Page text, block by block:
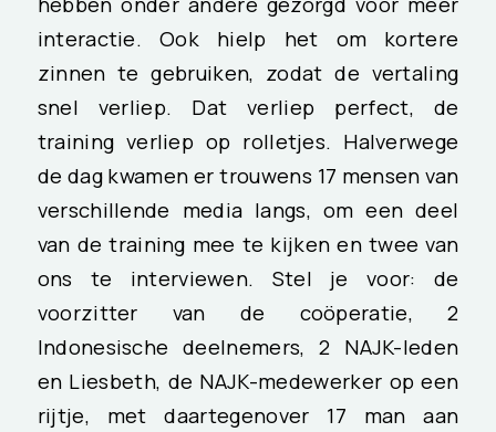
interactie. Ook hielp het om kortere
zinnen te gebruiken, zodat de vertaling
snel verliep. Dat verliep perfect, de
training verliep op rolletjes. Halverwege
de dag kwamen er trouwens 17 mensen van
verschillende media langs, om een deel
van de training mee te kijken en twee van
ons te interviewen. Stel je voor: de
voorzitter van de coöperatie, 2
Indonesische deelnemers, 2 NAJK-leden
en Liesbeth, de NAJK-medewerker op een
rijtje, met daartegenover 17 man aan